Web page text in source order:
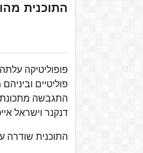
התוכנית
פוליטיים
התגבשה מתכונת
דנקנר וישראל
התוכנית שודרה עד 1998, עת עזבו חברי הפאנל והמנחה את הערוץ הראשון והעבירו את המתכונת של